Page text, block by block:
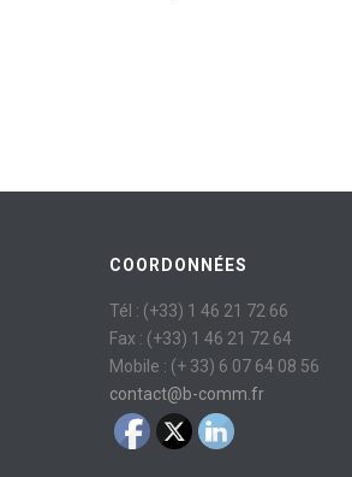
COORDONNÉES
Tél : (+33) 1 46 21 72 66
Fax : (+33) 1 46 21 72 64
Mobile : (+ 33) 6 07 64 08 56
contact@b-comm.fr